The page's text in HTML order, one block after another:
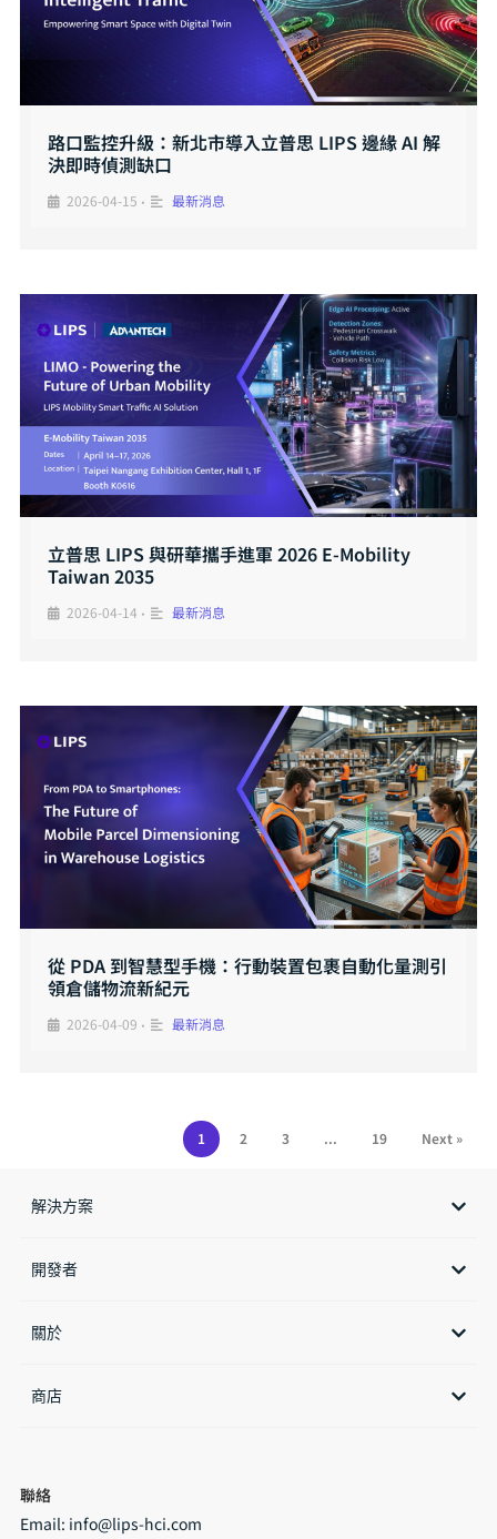
路口監控升級：新北市導入立普思 LIPS 邊緣 AI 解
決即時偵測缺口
2026-04-15 • 最新消息
立普思 LIPS 與研華攜手進軍 2026 E-Mobility
Taiwan 2035
2026-04-14 • 最新消息
從 PDA 到智慧型手機：行動裝置包裹自動化量測引
領倉儲物流新紀元
2026-04-09 • 最新消息
1 2 3 ... 19 Next »
解決方案
開發者
關於
商店​
聯絡
Email: info@lips-hci.com